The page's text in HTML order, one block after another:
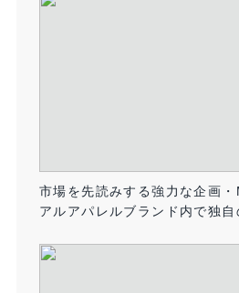
市場を先読みする強力な企画・
アルアパレルブランド内で独